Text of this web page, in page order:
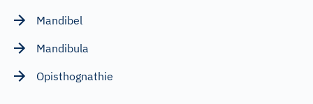
Mandibel
Mandibula
Opisthognathie